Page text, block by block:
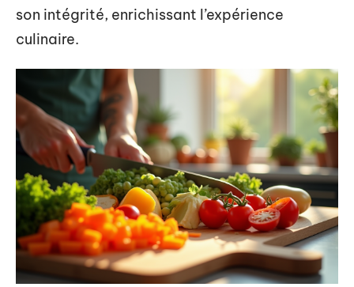
son intégrité, enrichissant l’expérience
culinaire.